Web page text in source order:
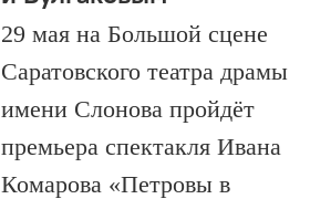
29 мая на Большой сцене
Саратовского театра драмы
имени Слонова пройдёт
премьера спектакля Ивана
Комарова «Петровы в